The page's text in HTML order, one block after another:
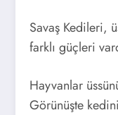
Savaş Kedileri,
farklı güçleri
Hayvanlar
Görünüşte